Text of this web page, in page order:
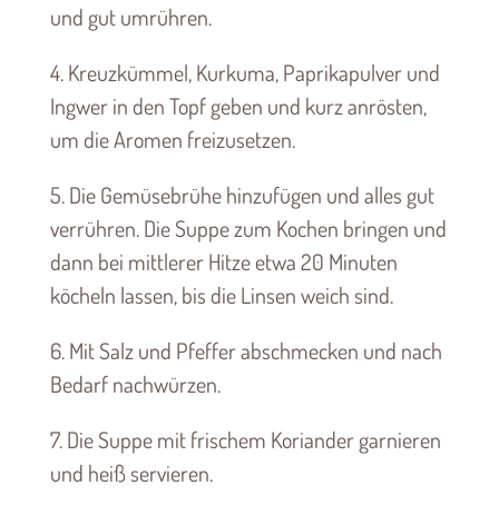
und gut umrühren.
4. Kreuzkümmel, Kurkuma, Paprikapulver und
Ingwer in den Topf geben und kurz anrösten,
um die Aromen freizusetzen.
5. Die Gemüsebrühe hinzufügen und alles gut
verrühren. Die Suppe zum Kochen bringen und
dann bei mittlerer Hitze etwa 20 Minuten
köcheln lassen, bis die Linsen weich sind.
6. Mit Salz und Pfeffer abschmecken und nach
Bedarf nachwürzen.
7. Die Suppe mit frischem Koriander garnieren
und heiß servieren.